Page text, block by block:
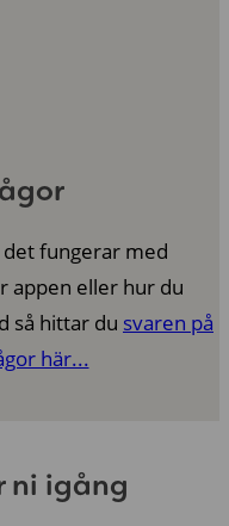
fungerar med
appen eller hur du
så hittar du svaren på
här...
ni igång